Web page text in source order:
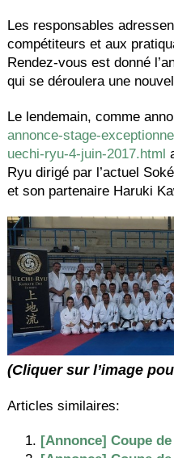
Les responsables
compétiteurs et aux
Rendez-vous est donné
qui se déroulera une
Le lendemain, comme
annonce-stage-
uechi-ryu-4-juin-2017.html
Ryu dirigé par l’actuel
et son partenaire Haruki
(Cliquer sur l’image
Articles similaires:
[Annonce] Coupe